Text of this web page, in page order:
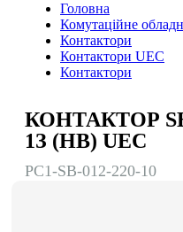
Головна
Комутаційне
Контактори
Контактори UEC
Контактори
КОНТАКТОР
1З (НВ) UEC
PC1-SB-012-220-10